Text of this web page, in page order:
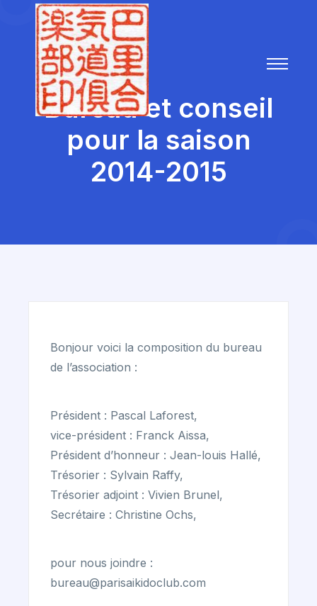
Bureau et conseil
pour la saison
2014-2015
Bonjour voici la composition du bureau
de l’association :
Président : Pascal Laforest,
vice-président : Franck Aissa,
Président d’honneur : Jean-louis Hallé,
Trésorier : Sylvain Raffy,
Trésorier adjoint : Vivien Brunel,
Secrétaire : Christine Ochs,
pour nous joindre :
bureau@parisaikidoclub.com